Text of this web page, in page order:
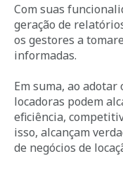
Com suas
geração de
os gestores a
informadas.
Em suma, ao adotar
locadoras podem
eficiência,
isso, alcançam
de negócios de